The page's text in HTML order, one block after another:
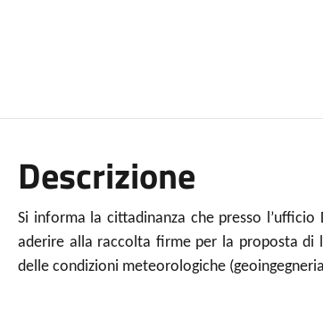
Descrizione
Si informa la cittadinanza che presso
aderire alla raccolta firme per la proposta di
delle condizioni meteorologiche